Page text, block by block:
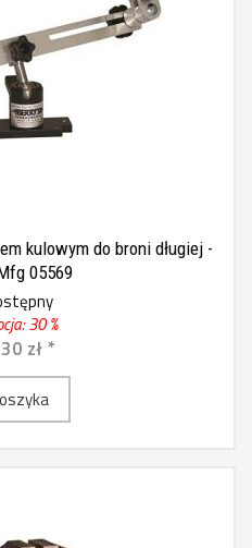
kulowym do broni długiej -
05569
30 %
zł *